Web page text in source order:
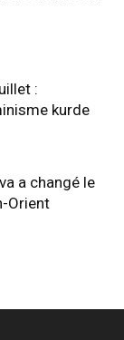
:
kurde
a changé le
Orient